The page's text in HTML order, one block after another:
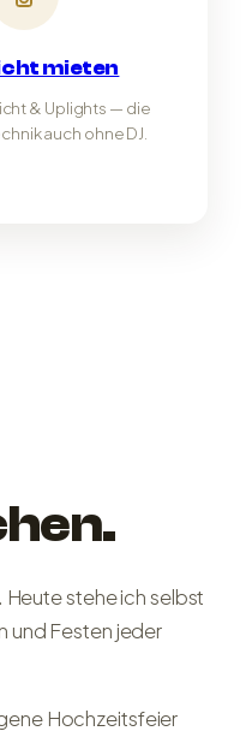
mieten
& Uplights — die
auch ohne DJ.
Heute stehe ich selbst
und Festen jeder
Hochzeitsfeier